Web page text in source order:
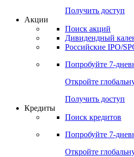
Получить доступ
Акции
Поиск акций
Дивидендный
Российские IPO/
Попробуйте 7-
Откройте
Получить доступ
Кредиты
Поиск кредитов
Попробуйте 7-
Откройте